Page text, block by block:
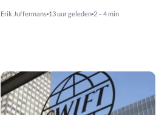
Erik Juffermans 13 uur geleden 2 – 4 min